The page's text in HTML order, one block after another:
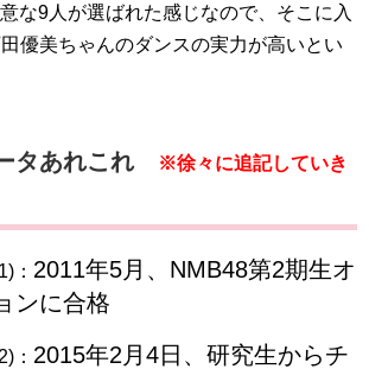
な9人が選ばれた感じなので、そこに入
優美ちゃんのダンスの実力が高いとい
タあれこれ
※徐々に追記していき
： 2011年5月、NMB48第2期生オ
ンに合格
： 2015年2月4日、研究生からチ